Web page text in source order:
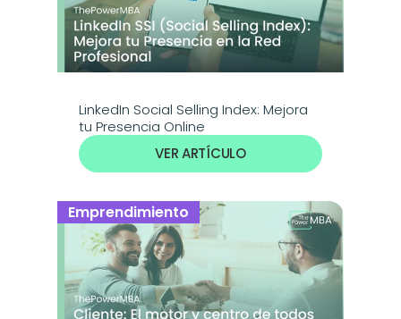
LinkedIn Social Selling Index: Mejora
tu Presencia Online
VER ARTÍCULO
Emprendimiento